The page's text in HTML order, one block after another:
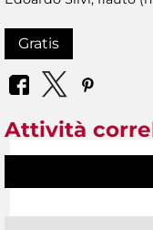
Gratis
Attività